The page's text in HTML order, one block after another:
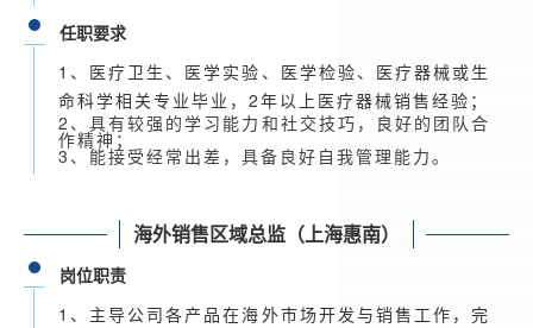
任职要求
1、医疗卫生、医学实验、医学检验、医疗器械或生
命科学相关专业毕业，2年以上医疗器械销售经验；
2、具有较强的学习能力和社交技巧，良好的团队合
作精神；
3、能接受经常出差，具备良好自我管理能力。
海外销售区域总监（上海惠南）
岗位职责
1、主导公司各产品在海外市场开发与销售工作，完